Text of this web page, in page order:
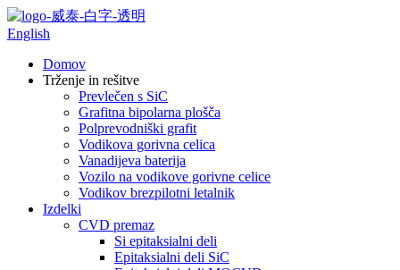
English
Domov
Trženje in rešitve
Prevlečen s SiC
Grafitna bipolarna plošča
Polprevodniški grafit
Vodikova gorivna celica
Vanadijeva baterija
Vozilo na vodikove gorivne celice
Vodikov brezpilotni letalnik
Izdelki
CVD premaz
Si epitaksialni deli
Epitaksialni deli SiC